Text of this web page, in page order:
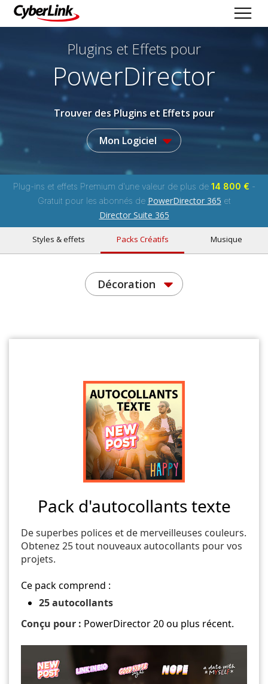
Plugins et Effets pour
PowerDirector
Trouver des Plugins et Effets pour
Mon Logiciel
Plug-ins et effets Premium d'une valeur de plus de 14 800 € -
Gratuit pour les abonnés de PowerDirector 365 et
Director Suite 365
Styles & effets Packs Créatifs Musique
Décoration
Pack d'autocollants texte
De superbes polices et de merveilleuses couleurs.
Obtenez 25 tout nouveaux autocollants pour vos
projets.
Ce pack comprend :
25 autocollants
Conçu pour : PowerDirector 20 ou plus récent.